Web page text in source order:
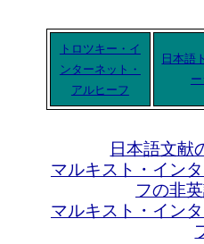
トロツキー・イ
ンターネット・
アルヒーフ
日本語
日本語文献
マルキスト・イン
フの非
マルキスト・イン